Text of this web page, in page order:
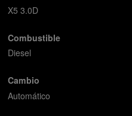
X5 3.0D
Combustible
Diesel
Cambio
Automático